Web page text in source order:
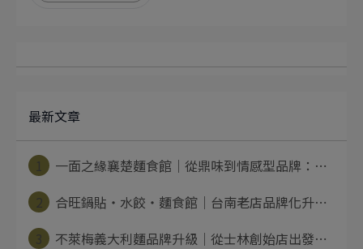
最新文章
一面之緣襄楚麵食館｜從鼎味到情感型品牌：⋯
合旺鍋貼・水餃・麵食館｜台南老店品牌化升⋯
不萊梅義大利麵品牌升級｜從士林創始店出發⋯